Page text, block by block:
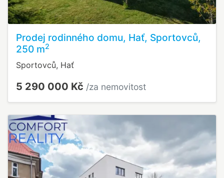
Prodej rodinného domu, Hať, Sportovců,
250 m2
Sportovců, Hať
5 290 000 Kč /za nemovitost